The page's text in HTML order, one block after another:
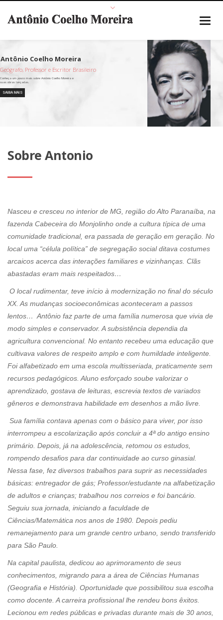
Geógrafo, Professor e Escritor Brasileiro
SAIBA MAIS
Sobre Antonio
Nasceu e cresceu no interior de MG, região do Alto Paranaíba, na
fazenda Cabeceira do Monjolinho onde a cultura típica de uma
comunidade tradicional, era passada de geração em geração. No
local uma “célula política” de segregação social ditava costumes
arcaicos acerca das interações familiares e vizinhanças. Clãs
abastadas eram mais respeitados…
O local rudimentar, teve início à modernização no final do século
XX. As mudanças socioeconômicas aconteceram a passos
lentos… Antônio faz parte de uma família numerosa que vivia de
modo simples e conservador. A subsistência dependia da
agricultura convencional. No entanto recebeu uma educação que
cultivava valores de respeito amplo e com humildade inteligente.
Foi alfabetizado em uma escola multisseriada, praticamente sem
recursos pedagógicos. Aluno esforçado soube valorizar o
aprendizado, gostava de leituras, escrevia textos de variados
gêneros e demonstrava habilidade em desenhos a mão livre.
Sua família contava apenas com o básico para viver, por isso
interrompeu a escolarização após concluir a 4ª do antigo ensino
primário. Depois, já na adolescência, retomou os estudos,
rompendo desafios para dar continuidade ao curso ginasial.
Nessa fase, fez diversos trabalhos para suprir as necessidades
básicas: entregador de gás; Professor/estudante na alfabetização
de adultos e crianças; trabalhou nos correios e foi bancário.
Seguiu sua jornada, iniciando a faculdade de
Ciências/Matemática nos anos de 1980. Depois pediu
remanejamento para um grande centro urbano, sendo transferido
para São Paulo.
Na capital paulista, dedicou ao aprimoramento de seus
conhecimentos, migrando para a área de Ciências Humanas
(Geografia e História). Oportunidade que possibilitou sua escolha
como docente. A carreira profissional lhe rendeu bons êxitos.
Lecionou em redes públicas e privadas durante mais de 30 anos,